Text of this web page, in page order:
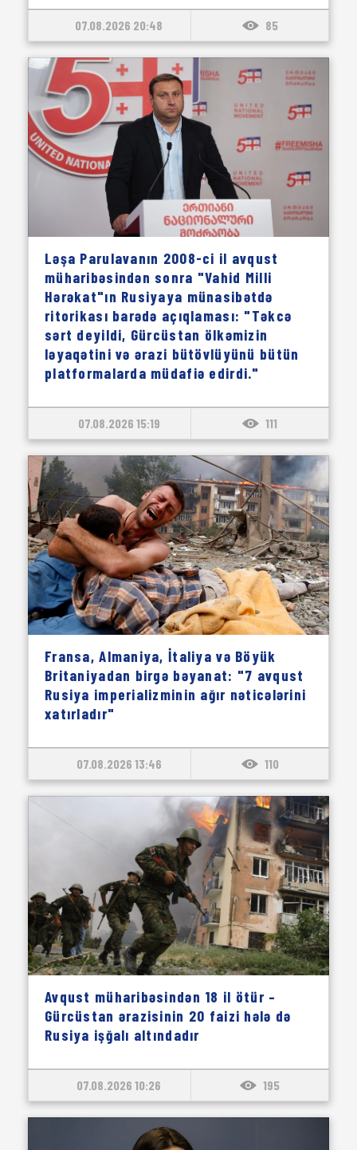
07.08.2026 20:48 85
Ləşa Parulavanın 2008-ci il avqust
müharibəsindən sonra "Vahid Milli
Hərəkat"ın Rusiyaya münasibətdə
ritorikası barədə açıqlaması: "Təkcə
sərt deyildi, Gürcüstan ölkəmizin
ləyaqətini və ərazi bütövlüyünü bütün
platformalarda müdafiə edirdi."
07.08.2026 15:19 111
Fransa, Almaniya, İtaliya və Böyük
Britaniyadan birgə bəyanat: "7 avqust
Rusiya imperializminin ağır nəticələrini
xatırladır"
07.08.2026 13:46 110
Avqust müharibəsindən 18 il ötür –
Gürcüstan ərazisinin 20 faizi hələ də
Rusiya işğalı altındadır
07.08.2026 10:26 195